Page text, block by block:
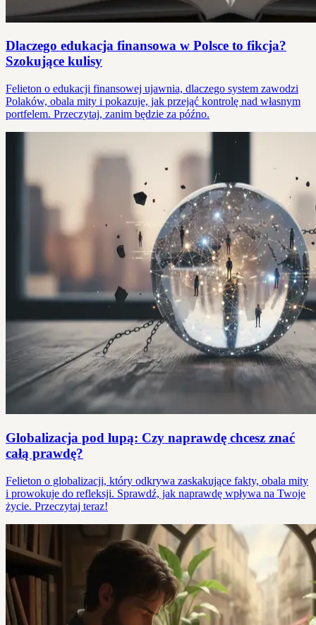
Dlaczego edukacja finansowa w Polsce to fikcja?
Szokujące kulisy
Felieton o edukacji finansowej ujawnia, dlaczego system zawodzi
Polaków, obala mity i pokazuje, jak przejąć kontrolę nad własnym
portfelem. Przeczytaj, zanim będzie za późno.
Globalizacja pod lupą: Czy naprawdę chcesz znać
całą prawdę?
Felieton o globalizacji, który odkrywa zaskakujące fakty, obala mity
i prowokuje do refleksji. Sprawdź, jak naprawdę wpływa na Twoje
życie. Przeczytaj teraz!